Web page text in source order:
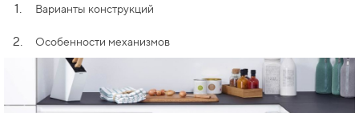
1.
Варианты конструкций
2. Особенности механизмов